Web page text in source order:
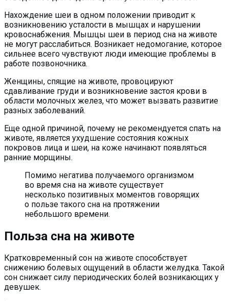
Нахождение шеи в одном положении приводит к
возникновению усталости в мышцах и нарушении
кровоснабжения. Мышцы шеи в период сна на животе
не могут расслабиться. Возникает недомогание, которое
сильнее всего чувствуют люди имеющие проблемы в
работе позвоночника.
Женщины, спящие на животе, провоцируют
сдавливание груди и возникновение застоя крови в
области молочных желез, что может вызвать развитие
разных заболеваний.
Еще одной причиной, почему не рекомендуется спать на
животе, является ухудшение состояния кожных
покровов лица и шеи, на коже начинают появляться
ранние морщины.
Помимо негатива получаемого организмом
во время сна на животе существует
несколько позитивных моментов говорящих
о пользе такого сна на протяжении
небольшого времени.
Польза сна на животе
Кратковременный сон на животе способствует
снижению болевых ощущений в области желудка. Такой
сон снижает силу периодических болей возникающих у
девушек.